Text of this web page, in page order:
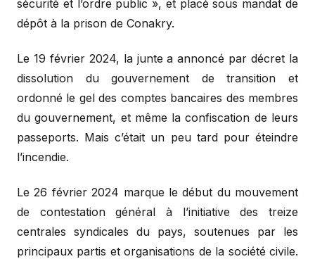
sécurité et l’ordre public », et placé sous mandat de
dépôt à la prison de Conakry.
Le 19 février 2024, la junte a annoncé par décret la
dissolution du gouvernement de transition et
ordonné le gel des comptes bancaires des membres
du gouvernement, et même la confiscation de leurs
passeports. Mais c’était un peu tard pour éteindre
l’incendie.
Le 26 février 2024 marque le début du mouvement
de contestation général à l’initiative des treize
centrales syndicales du pays, soutenues par les
principaux partis et organisations de la société civile.